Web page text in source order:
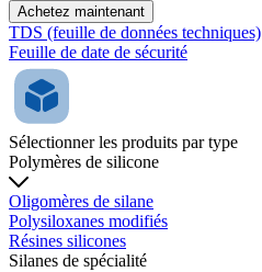
Achetez maintenant
TDS (feuille de données techniques)
Feuille de date de sécurité
Sélectionner les produits par type
Polymères de silicone
Oligomères de silane
Polysiloxanes modifiés
Résines silicones
Silanes de spécialité